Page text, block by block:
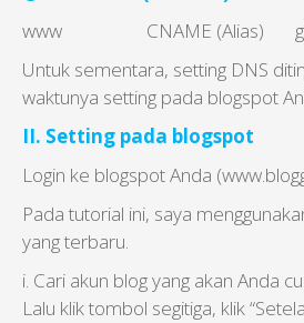
www CNAME (Alias)
Untuk sementara, setting DNS
waktunya setting pada blogspot
II. Setting pada blogspot
Login ke blogspot Anda
Pada tutorial ini, saya
yang terbaru.
i. Cari akun blog yang akan Anda
Lalu klik tombol segitiga, klik